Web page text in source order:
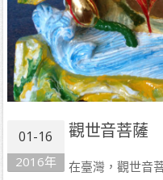
01-16
2016年
觀世音菩薩
在臺灣，觀世音